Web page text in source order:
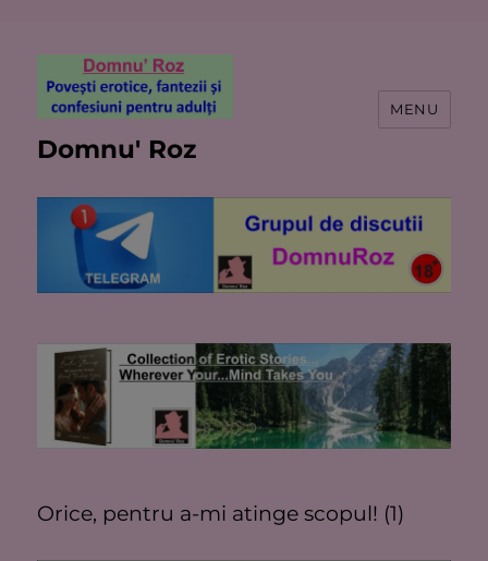
Domnu' Roz
MENU
Orice, pentru a-mi atinge scopul! (1)